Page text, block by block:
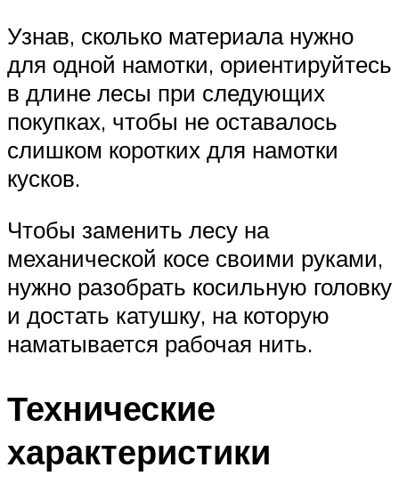
Узнав, сколько материала нужно
для одной намотки, ориентируйтесь
в длине лесы при следующих
покупках, чтобы не оставалось
слишком коротких для намотки
кусков.
Чтобы заменить лесу на
механической косе своими руками,
нужно разобрать косильную головку
и достать катушку, на которую
наматывается рабочая нить.
Технические
характеристики